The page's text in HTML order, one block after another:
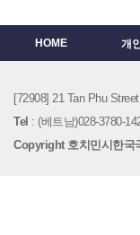
HOME 개
[72908] 21 Tan Phu
Tel : (베트남)028-3780-
Copyright 호치민시한국